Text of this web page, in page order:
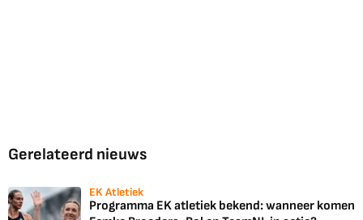
Gerelateerd nieuws
EK Atletiek
Programma EK atletiek bekend: wanneer komen